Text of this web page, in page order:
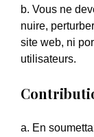
b. Vous ne
nuire,
site web, ni
utilisateurs.
a. En